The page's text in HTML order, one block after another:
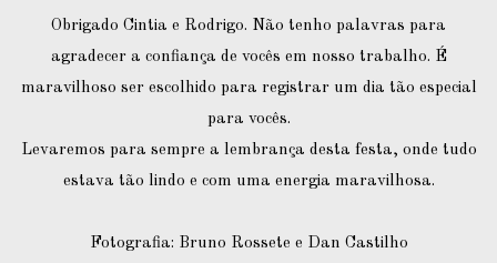
Obrigado Cintia e Rodrigo. Não tenho palavras para
agradecer a confiança de vocês em nosso trabalho. É
maravilhoso ser escolhido para registrar um dia tão especial
para vocês.
Levaremos para sempre a lembrança desta festa, onde tudo
estava tão lindo e com uma energia maravilhosa.
Fotografia: Bruno Rossete e Dan Castilho